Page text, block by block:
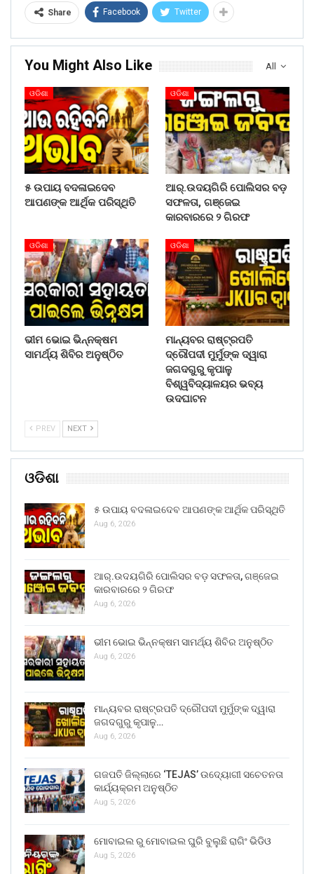
Share Facebook Twitter
All
You Might Also Like
ଓଡିଶା
୫ ଉପାୟ ବଦଳାଇଦେବ
ଆପଣଙ୍କ ଆର୍ଥିକ ପରିସ୍ଥିତି
ଓଡିଶା
ଆର୍.ଉଦୟଗିରି ପୋଲିସର ବଡ଼
ସଫଳତା, ଗଞ୍ଜେଇ
କାରବାରରେ ୨ ଗିରଫ
ଓଡିଶା
ଭୀମ ଭୋଇ ଭିନ୍ନକ୍ଷମ
ସାମର୍ଥ୍ୟ ଶିବିର ଅନୁଷ୍ଠିତ
ଓଡିଶା
ମାନ୍ୟବର ରାଷ୍ଟ୍ରପତି
ଦ୍ରୌପଦୀ ମୁର୍ମୁଙ୍କ ଦ୍ୱାରା
ଜଗଦଗୁରୁ କୃପାଳୁ
ବିଶ୍ୱବିଦ୍ୟାଳୟର ଭବ୍ୟ
ଉଦଘାଟନ
PREV NEXT
ଓଡିଶା
୫ ଉପାୟ ବଦଳାଇଦେବ ଆପଣଙ୍କ ଆର୍ଥିକ ପରିସ୍ଥିତି
Aug 6, 2026
ଆର୍.ଉଦୟଗିରି ପୋଲିସର ବଡ଼ ସଫଳତା, ଗଞ୍ଜେଇ
କାରବାରରେ ୨ ଗିରଫ
Aug 6, 2026
ଭୀମ ଭୋଇ ଭିନ୍ନକ୍ଷମ ସାମର୍ଥ୍ୟ ଶିବିର ଅନୁଷ୍ଠିତ
Aug 6, 2026
ମାନ୍ୟବର ରାଷ୍ଟ୍ରପତି ଦ୍ରୌପଦୀ ମୁର୍ମୁଙ୍କ ଦ୍ୱାରା
ଜଗଦଗୁରୁ କୃପାଳୁ…
Aug 6, 2026
ଗଜପତି ଜିଲ୍ଲାରେ ‘TEJAS’ ଉଦ୍ୟୋଗୀ ସଚେତନତା
କାର୍ଯ୍ୟକ୍ରମ ଅନୁଷ୍ଠିତ
Aug 5, 2026
ମୋବାଇଲ ରୁ ମୋବାଇଲ ଘୁରି ବୁଲୁଛି ରାଗିଂ ଭିଡିଓ
Aug 5, 2026